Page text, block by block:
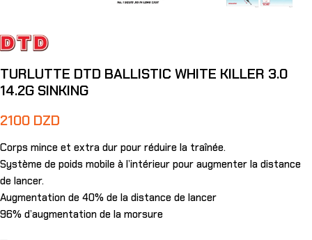
TURLUTTE DTD BALLISTIC WHITE KILLER 3.0
14.2G SINKING
2100 DZD
Corps mince et extra dur pour réduire la traînée.
Système de poids mobile à l’intérieur pour augmenter la distance
de lancer.
Augmentation de 40% de la distance de lancer
96% d’augmentation de la morsure